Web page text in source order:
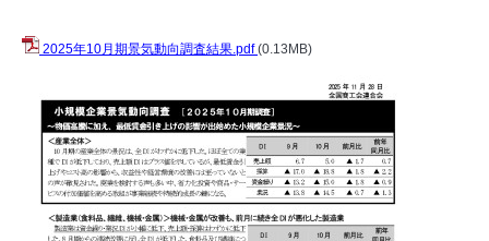
2025年10月期景気動向調査結果.pdf (0.13MB)